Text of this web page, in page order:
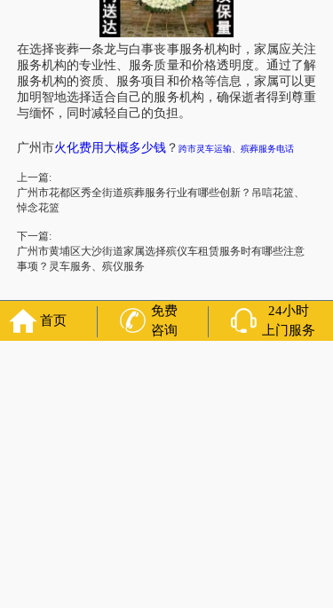
在选择丧葬一条龙与白事丧事服务机构时，家属应关注
服务机构的专业性、服务质量和价格透明度。通过了解
服务机构的资质、服务项目和价格等信息，家属可以更
加明智地选择适合自己的服务机构，确保逝者得到尊重
与缅怀，同时减轻自己的负担。
广州市火化费用 大概多少钱？ 跨市灵车运输、 殡葬服务电话
上一篇:
广州市花都区秀全街道殡葬服务行业有哪些创新？吊唁花篮、
悼念花篮
下一篇:
广州市黄埔区大沙街道家属选择殡仪车租赁服务时有哪些注意
事项？灵车服务、殡仪服务
首页
免费
咨询
24小时
上门服务